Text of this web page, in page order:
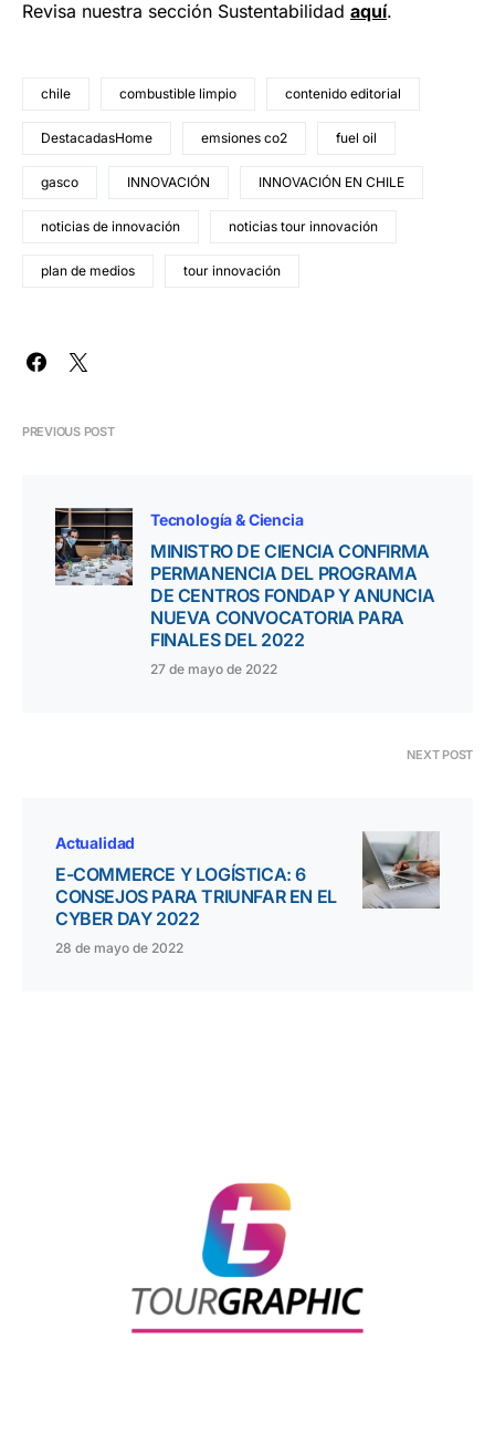
Revisa nuestra sección Sustentabilidad aquí.
chile combustible limpio contenido editorial
DestacadasHome emsiones co2 fuel oil
gasco INNOVACIÓN INNOVACIÓN EN CHILE
noticias de innovación noticias tour innovación
plan de medios tour innovación
PREVIOUS POST
Tecnología & Ciencia
MINISTRO DE CIENCIA CONFIRMA
PERMANENCIA DEL PROGRAMA
DE CENTROS FONDAP Y ANUNCIA
NUEVA CONVOCATORIA PARA
FINALES DEL 2022
27 de mayo de 2022
NEXT POST
Actualidad
E-COMMERCE Y LOGÍSTICA: 6
CONSEJOS PARA TRIUNFAR EN EL
CYBER DAY 2022
28 de mayo de 2022